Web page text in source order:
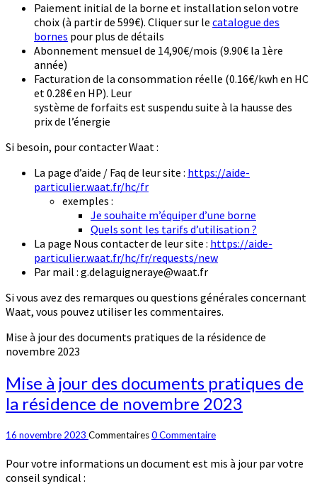
Paiement initial de la borne et installation selon votre
choix (à partir de 599€). Cliquer sur le catalogue des
bornes pour plus de détails
Abonnement mensuel de 14,90€/mois (9.90€ la 1ère
année)
Facturation de la consommation réelle (0.16€/kwh en HC
et 0.28€ en HP). Leur
système de forfaits est suspendu suite à la hausse des
prix de l’énergie
Si besoin, pour contacter Waat :
La page d’aide / Faq de leur site : https://aide-
particulier.waat.fr/hc/fr
exemples :
Je souhaite m’équiper d’une borne
Quels sont les tarifs d’utilisation ?
La page Nous contacter de leur site : https://aide-
particulier.waat.fr/hc/fr/requests/new
Par mail : g.delaguigneraye@waat.fr
Si vous avez des remarques ou questions générales concernant
Waat, vous pouvez utiliser les commentaires.
Mise à jour des documents pratiques de la résidence de
novembre 2023
Mise à jour des documents pratiques de
la résidence de novembre 2023
16 novembre 2023 Commentaires0 Commentaire
Pour votre informations un document est mis à jour par votre
conseil syndical :